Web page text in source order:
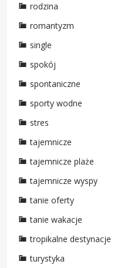
rodzina
romantyzm
single
spokój
spontaniczne
sporty wodne
stres
tajemnicze
tajemnicze plaże
tajemnicze wyspy
tanie oferty
tanie wakacje
tropikalne destynacje
turystyka